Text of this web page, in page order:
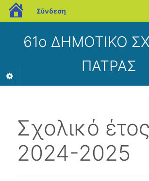
blogs.sch.gr
Σύνδεση
61ο ΔΗΜΟΤΙΚΟ
ΠΑΤΡΑΣ
Σχολικό έτος
2024-2025